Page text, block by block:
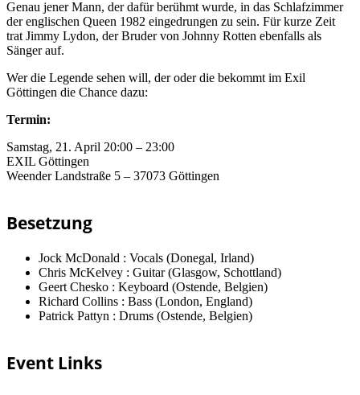
Genau jener Mann, der dafür berühmt wurde, in das Schlafzimmer
der englischen Queen 1982 eingedrungen zu sein. Für kurze Zeit
trat Jimmy Lydon, der Bruder von Johnny Rotten ebenfalls als
Sänger auf.
Wer die Legende sehen will, der oder die bekommt im Exil
Göttingen die Chance dazu:
Termin:
Samstag, 21. April 20:00 – 23:00
EXIL Göttingen
Weender Landstraße 5 – 37073 Göttingen
Besetzung
Jock McDonald : Vocals (Donegal, Irland)
Chris McKelvey : Guitar (Glasgow, Schottland)
Geert Chesko : Keyboard (Ostende, Belgien)
Richard Collins : Bass (London, England)
Patrick Pattyn : Drums (Ostende, Belgien)
Event Links